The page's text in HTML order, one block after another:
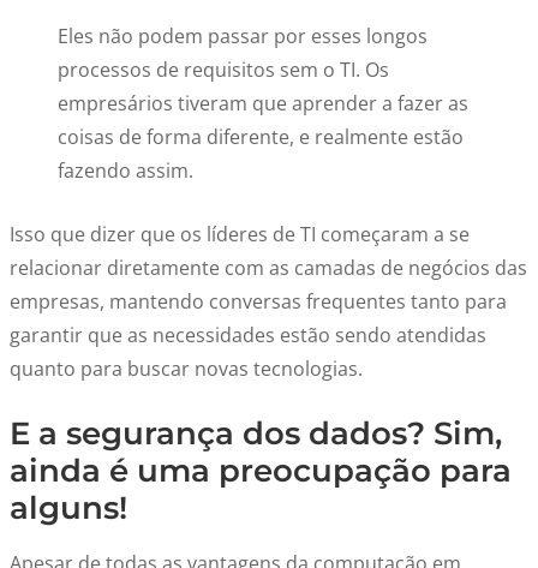
Eles não podem passar por esses longos
processos de requisitos sem o TI. Os
empresários tiveram que aprender a fazer as
coisas de forma diferente, e realmente estão
fazendo assim.
Isso que dizer que os líderes de TI começaram a se
relacionar diretamente com as camadas de negócios das
empresas, mantendo conversas frequentes tanto para
garantir que as necessidades estão sendo atendidas
quanto para buscar novas tecnologias.
E a segurança dos dados? Sim,
ainda é uma preocupação para
alguns!